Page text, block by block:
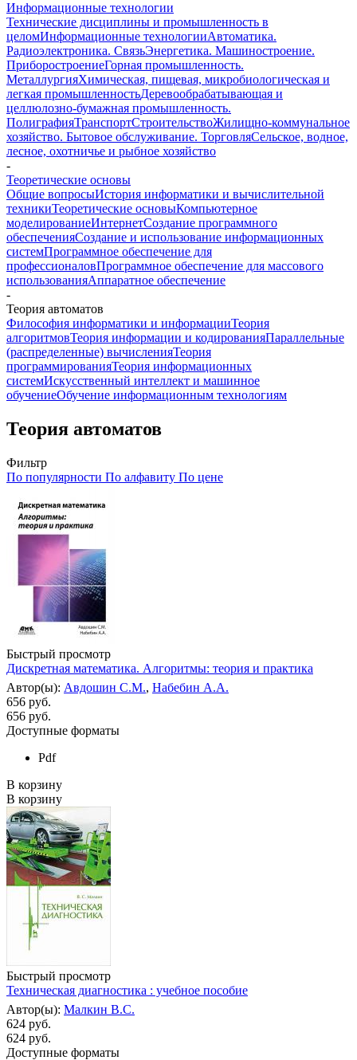
Информационные технологии
Технические дисциплины и промышленность в
целомИнформационные технологииАвтоматика.
Радиоэлектроника. СвязьЭнергетика. Машиностроение.
ПриборостроениеГорная промышленность.
МеталлургияХимическая, пищевая, микробиологическая и
легкая промышленностьДеревообрабатывающая и
целлюлозно-бумажная промышленность.
ПолиграфияТранспортСтроительствоЖилищно-коммунальное
хозяйство. Бытовое обслуживание. ТорговляСельское, водное,
лесное, охотничье и рыбное хозяйство
-
Теоретические основы
Общие вопросыИстория информатики и вычислительной
техникиТеоретические основыКомпьютерное
моделированиеИнтернетСоздание программного
обеспеченияСоздание и использование информационных
системПрограммное обеспечение для
профессионаловПрограммное обеспечение для массового
использованияАппаратное обеспечение
-
Теория автоматов
Философия информатики и информацииТеория
алгоритмовТеория информации и кодированияПараллельные
(распределенные) вычисленияТеория
программированияТеория информационных
системИскусственный интеллект и машинное
обучениеОбучение информационным технологиям
Теория автоматов
Фильтр
По популярности По алфавиту По цене
Быстрый просмотр
Дискретная математика. Алгоритмы: теория и практика
Автор(ы): Авдошин С.М., Набебин А.А.
656 руб.
656 руб.
Доступные форматы
Pdf
В корзину
В корзину
Быстрый просмотр
Техническая диагностика : учебное пособие
Автор(ы): Малкин В.С.
624 руб.
624 руб.
Доступные форматы